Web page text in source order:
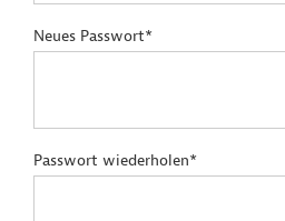
Neues Passwort*
Passwort wiederholen*